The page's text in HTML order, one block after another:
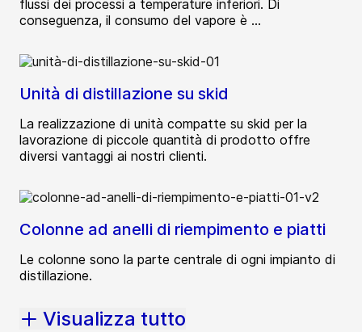
flussi dei processi a temperature inferiori. Di
conseguenza, il consumo del vapore è ...
Unità di distillazione su skid
La realizzazione di unità compatte su skid per la
lavorazione di piccole quantità di prodotto offre
diversi vantaggi ai nostri clienti.
Colonne ad anelli di riempimento e piatti
Le colonne sono la parte centrale di ogni impianto di
distillazione.
Visualizza tutto